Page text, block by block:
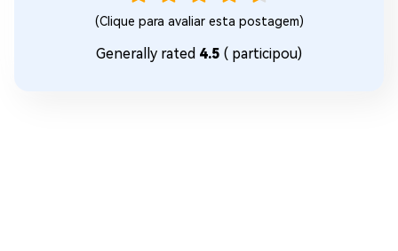
(Clique para avaliar esta postagem)
Generally rated 4.5 ( participou)